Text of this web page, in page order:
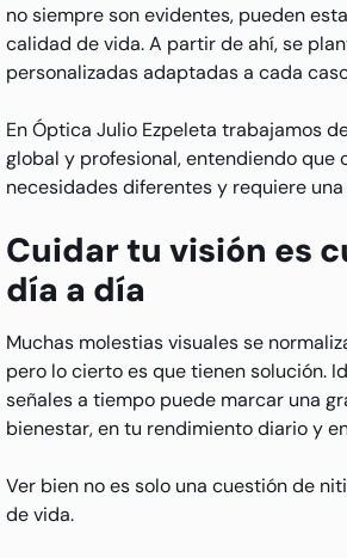
no siempre son evidentes, pueden
calidad de vida. A partir de ahí, se
personalizadas adaptadas a cada
En Óptica Julio Ezpeleta trabajamos
global y profesional, entendiendo que
necesidades diferentes y requiere
Cuidar tu visión es
día a día
Muchas molestias visuales se
pero lo cierto es que tienen solución.
señales a tiempo puede marcar una
bienestar, en tu rendimiento diario y
Ver bien no es solo una cuestión de
de vida.